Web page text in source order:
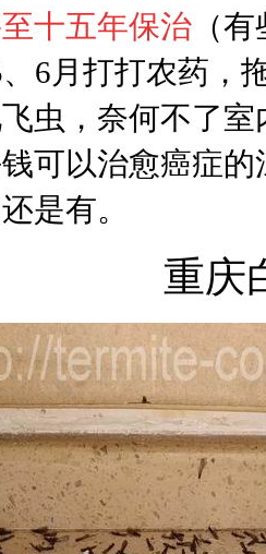
十五年保治 （
、 6月打打农药，
虫，奈何不了
可以治愈癌症
是有。
重庆